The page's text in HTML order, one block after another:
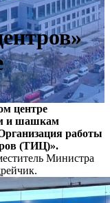
центре
и шашкам
работы
(ТИЦ)».
Министра